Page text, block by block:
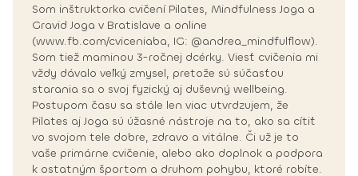
Som inštruktorka cvičení Pilates, Mindfulness Joga a
Gravid Joga v Bratislave a online
(www.fb.com/cviceniaba, IG: @andrea_mindfulflow).
Som tiež maminou 3-ročnej dcérky. Viesť cvičenia mi
vždy dávalo veľký zmysel, pretože sú súčasťou
starania sa o svoj fyzický aj duševný wellbeing.
Postupom času sa stále len viac utvrdzujem, že
Pilates aj Joga sú úžasné nástroje na to, ako sa cítiť
vo svojom tele dobre, zdravo a vitálne. Či už je to
vaše primárne cvičenie, alebo ako doplnok a podpora
k ostatným športom a druhom pohybu, ktoré robíte.